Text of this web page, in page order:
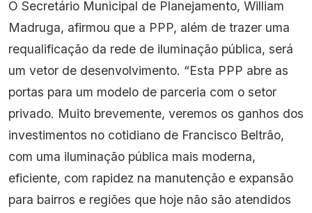
O Secretário Municipal de Planejamento, William
Madruga, afirmou que a PPP, além de trazer uma
requalificação da rede de iluminação pública, será
um vetor de desenvolvimento. “Esta PPP abre as
portas para um modelo de parceria com o setor
privado. Muito brevemente, veremos os ganhos dos
investimentos no cotidiano de Francisco Beltrão,
com uma iluminação pública mais moderna,
eficiente, com rapidez na manutenção e expansão
para bairros e regiões que hoje não são atendidos